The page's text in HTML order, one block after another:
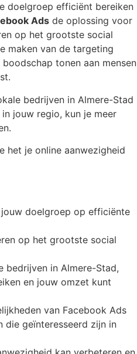
doelgroep efficiënt bereiken
Ads de oplossing voor
op het grootste social
maken van de targeting
tonen aan mensen
bedrijven in Almere-Stad
jouw regio, kun je meer
het je online aanwezigheid
doelgroep op efficiënte
op het grootste social
bedrijven in Almere-Stad,
en jouw omzet kunt
van Facebook Ads
die geïnteresseerd zijn in